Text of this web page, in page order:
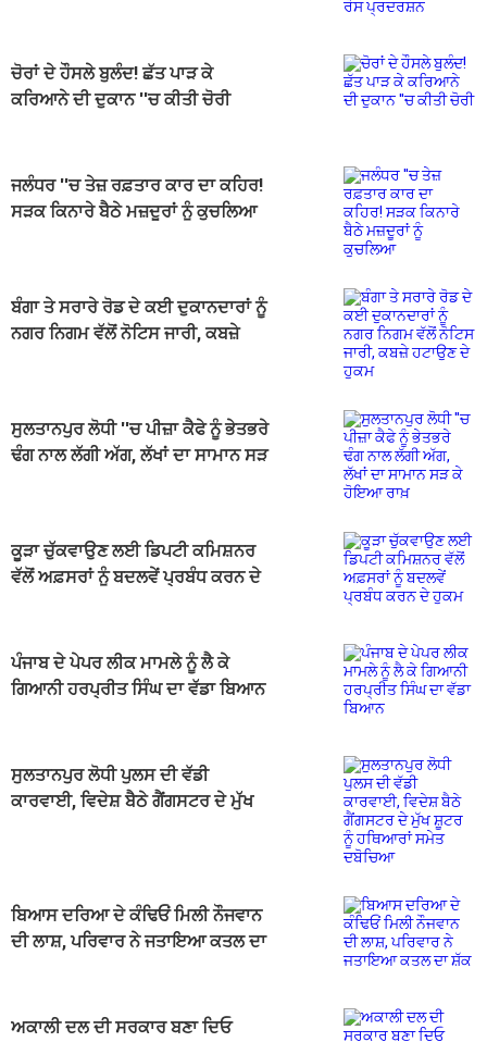
ਚੋਰਾਂ ਦੇ ਹੌਸਲੇ ਬੁਲੰਦ! ਛੱਤ ਪਾੜ ਕੇ
ਕਰਿਆਨੇ ਦੀ ਦੁਕਾਨ ''ਚ ਕੀਤੀ ਚੋਰੀ
ਜਲੰਧਰ ''ਚ ਤੇਜ਼ ਰਫ਼ਤਾਰ ਕਾਰ ਦਾ ਕਹਿਰ!
ਸੜਕ ਕਿਨਾਰੇ ਬੈਠੇ ਮਜ਼ਦੂਰਾਂ ਨੂੰ ਕੁਚਲਿਆ
ਬੰਗਾ ਤੇ ਸਰਾਰੇ ਰੋਡ ਦੇ ਕਈ ਦੁਕਾਨਦਾਰਾਂ ਨੂੰ
ਨਗਰ ਨਿਗਮ ਵੱਲੋਂ ਨੋਟਿਸ ਜਾਰੀ, ਕਬਜ਼ੇ
ਸੁਲਤਾਨਪੁਰ ਲੋਧੀ ''ਚ ਪੀਜ਼ਾ ਕੈਫੇ ਨੂੰ ਭੇਤਭਰੇ
ਢੰਗ ਨਾਲ ਲੱਗੀ ਅੱਗ, ਲੱਖਾਂ ਦਾ ਸਾਮਾਨ ਸੜ
ਕੂੜਾ ਚੁੱਕਵਾਉਣ ਲਈ ਡਿਪਟੀ ਕਮਿਸ਼ਨਰ
ਵੱਲੋਂ ਅਫ਼ਸਰਾਂ ਨੂੰ ਬਦਲਵੇਂ ਪ੍ਰਬੰਧ ਕਰਨ ਦੇ
ਪੰਜਾਬ ਦੇ ਪੇਪਰ ਲੀਕ ਮਾਮਲੇ ਨੂੰ ਲੈ ਕੇ
ਗਿਆਨੀ ਹਰਪ੍ਰੀਤ ਸਿੰਘ ਦਾ ਵੱਡਾ ਬਿਆਨ
ਸੁਲਤਾਨਪੁਰ ਲੋਧੀ ਪੁਲਸ ਦੀ ਵੱਡੀ
ਕਾਰਵਾਈ, ਵਿਦੇਸ਼ ਬੈਠੇ ਗੈਂਗਸਟਰ ਦੇ ਮੁੱਖ
ਬਿਆਸ ਦਰਿਆ ਦੇ ਕੰਢਿਓਂ ਮਿਲੀ ਨੌਜਵਾਨ
ਦੀ ਲਾਸ਼, ਪਰਿਵਾਰ ਨੇ ਜਤਾਇਆ ਕਤਲ ਦਾ
ਅਕਾਲੀ ਦਲ ਦੀ ਸਰਕਾਰ ਬਣਾ ਦਿਓ